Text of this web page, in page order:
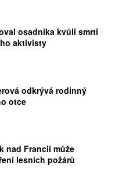
osadníka kvůli smrti
aktivisty
odkrývá rodinný
otce
nad Francií může
lesních požárů